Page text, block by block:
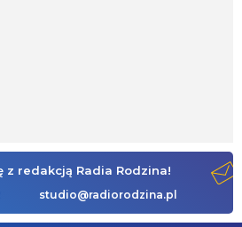
z redakcją Radia Rodzina!
studio@radiorodzina.pl